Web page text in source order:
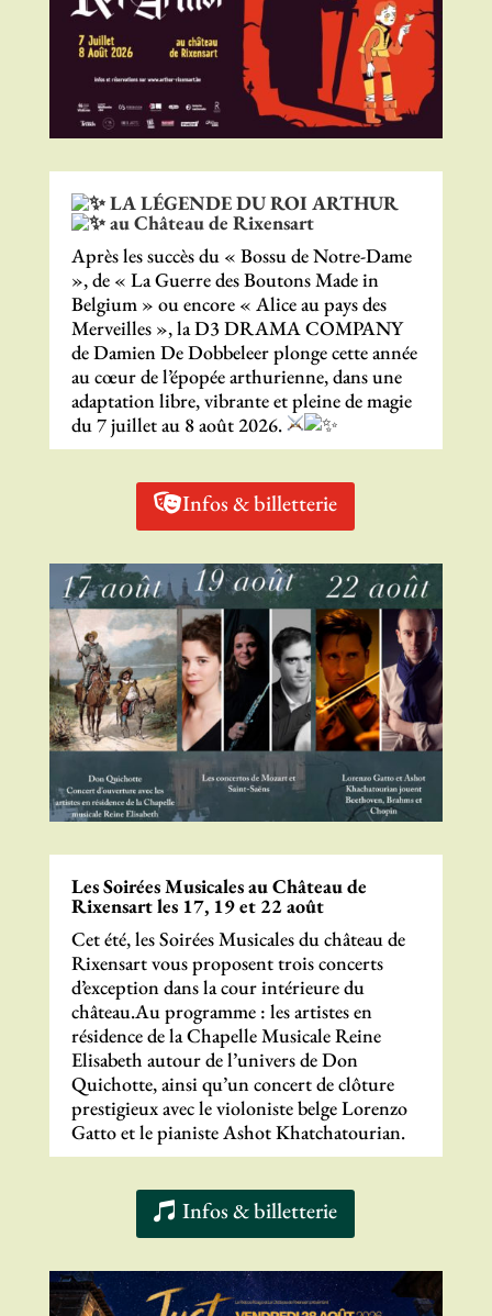
LA LÉGENDE DU ROI ARTHUR
au Château de Rixensart
Après les succès du « Bossu de Notre-Dame
», de « La Guerre des Boutons Made in
Belgium » ou encore « Alice au pays des
Merveilles », la D3 DRAMA COMPANY
de Damien De Dobbeleer plonge cette année
au cœur de l’épopée arthurienne, dans une
adaptation libre, vibrante et pleine de magie
du 7 juillet au 8 août 2026.
Infos & billetterie
Les Soirées Musicales au Château de
Rixensart les 17, 19 et 22 août
Cet été, les Soirées Musicales du château de
Rixensart vous proposent trois concerts
d’exception dans la cour intérieure du
château.Au programme : les artistes en
résidence de la Chapelle Musicale Reine
Elisabeth autour de l’univers de Don
Quichotte, ainsi qu’un concert de clôture
prestigieux avec le violoniste belge Lorenzo
Gatto et le pianiste Ashot Khatchatourian.
Infos & billetterie